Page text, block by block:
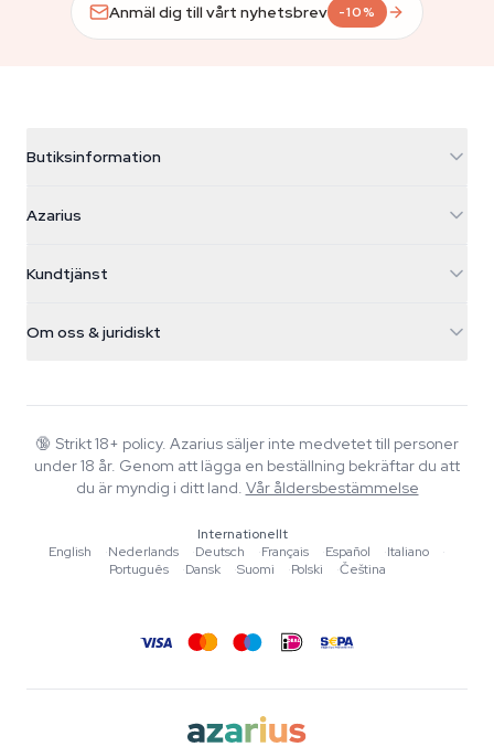
Anmäl dig till vårt nyhetsbrev -10%
Butiksinformation
Galvaniweg 11
Nederland
+31(0)204897914
Azarius
Magiska svampar
Smokeshop
Kundtjänst
Returpolicy
Vanliga frågor
Integritetspolicy
Om oss & juridiskt
Wiki
Blog
Skribenter
Verktyg & Kalkylatorer
Erbjudanden
🔞 Strikt 18+ policy. Azarius säljer inte medvetet till personer
under 18 år. Genom att lägga en beställning bekräftar du att
du är myndig i ditt land. Vår åldersbestämmelse
Internationellt
English
·Nederlands ·Deutsch ·Français ·Español ·Italiano
·
Português
·Dansk ·Suomi ·Polski ·Čeština